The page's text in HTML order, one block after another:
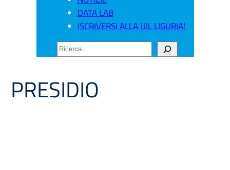
DATA LAB
ISCRIVERSI ALLA UIL LIGURIA!
CERCA
PRESIDIO